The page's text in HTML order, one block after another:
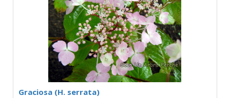
Graciosa (H. serrata)